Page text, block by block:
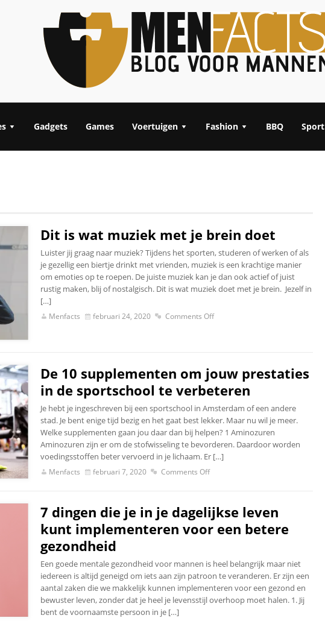
Gadgets Games Voertuigen Fashion BBQ Sport
Dit is wat muziek met je brein doet
Luister jij graag naar muziek? Tijdens het sporten, studeren of werken of als
je gezellig een biertje drinkt met vrienden, muziek is een krachtige manier
om emoties op te roepen. De juiste muziek kan je dan ook actief of juist
rustig maken, blij of nostalgisch. Dit is wat muziek doet met je brein. Jezelf in
[…]
Menfacts februari 24, 2020 Comments Off
De 10 supplementen om jouw prestaties
in de sportschool te verbeteren
Je hebt je ingeschreven bij een sportschool in Amsterdam of een andere
stad. Je bent enige tijd bezig en het gaat best lekker. Maar nu wil je meer.
Welke supplementen gaan jou daar dan bij helpen? 1 Aminozuren
Aminozuren zijn er om de stofwisseling te bevorderen. Daardoor worden
voedingsstoffen beter vervoerd in je lichaam. Er […]
Menfacts februari 7, 2020 Comments Off
7 dingen die je in je dagelijkse leven
kunt implementeren voor een betere
gezondheid
Een goede mentale gezondheid voor mannen is heel belangrijk maar niet
iedereen is altijd geneigd om iets aan zijn patroon te veranderen. Er zijn een
aantal zaken die we makkelijk kunnen implementeren voor een gezond en
bewuster leven, zonder dat je heel je levensstijl overhoop moet halen. 1. Jij
bent de voornaamste persoon in je […]